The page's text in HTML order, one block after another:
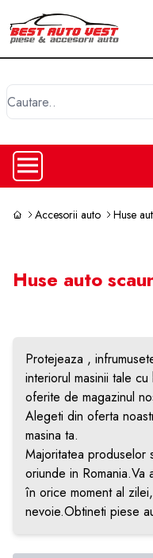
Accesorii auto Huse
Huse auto
Protejeaza ,
interiorul masinii tale
oferite de magazinul
Alegeti din oferta
masina ta.
Majoritatea produselor
oriunde in Romania.Va
în orice moment al
nevoie.Obtineti piese